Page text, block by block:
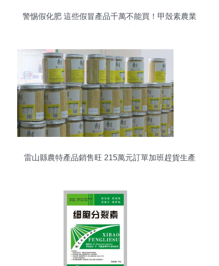
警惕假化肥 這些假冒產品千萬不能買！甲殼素農業
雷山縣農特產品銷售旺 215萬元訂單加班趕貨生產